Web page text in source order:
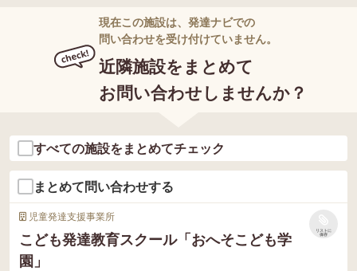
現在この施設は、発達ナビでの
問い合わせを受け付けていません。
近隣施設をまとめて
お問い合わせしませんか？
すべての施設をまとめてチェック
まとめて問い合わせする
児童発達支援事業所
こども発達教育スクール「おへそこども学
園」
リストに
保存